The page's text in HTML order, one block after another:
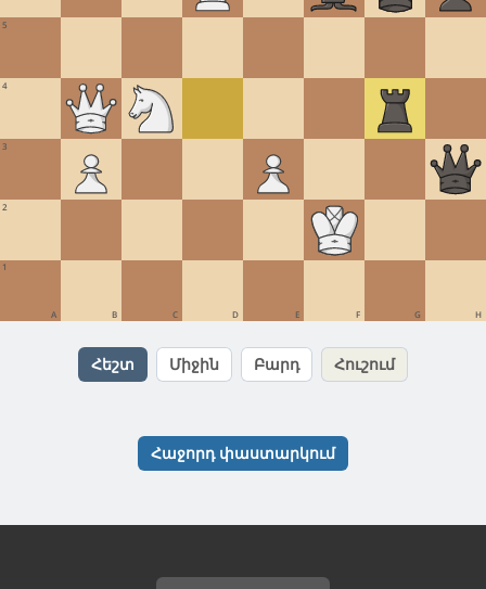
5
4
3
2
1
A B C D E F G H
Հեշտ Միջին Բարդ Հուշում
Հաջորդ փաստարկում